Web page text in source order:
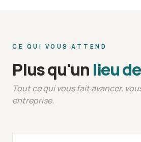
CE QUI VOUS ATTEND
Plus qu'un lieu
Tout ce qui vous fait avancer,
entreprise.